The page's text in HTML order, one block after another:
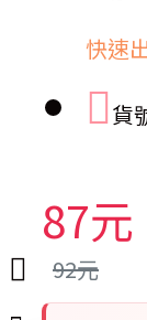
快速
貨
87元
92元